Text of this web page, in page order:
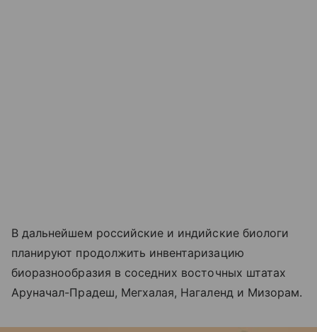
В дальнейшем российские и индийские биологи
планируют продолжить инвентаризацию
биоразнообразия в соседних восточных штатах
Аруначал-Прадеш, Мегхалая, Нагаленд и Мизорам.